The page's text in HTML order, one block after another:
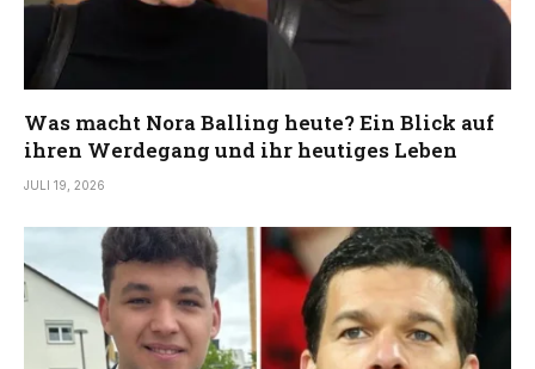
Was macht Nora Balling heute? Ein Blick auf
ihren Werdegang und ihr heutiges Leben
JULI 19, 2026